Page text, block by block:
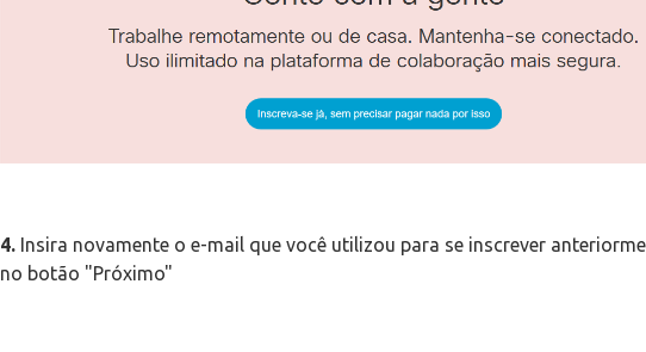
4. Insira novamente o e-mail que você utilizou para se inscrever
no botão "Próximo"